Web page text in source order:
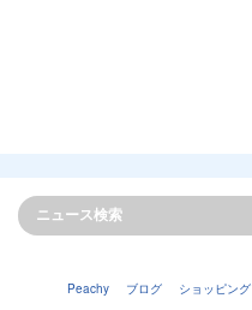
Peachy ブログ ショッピング